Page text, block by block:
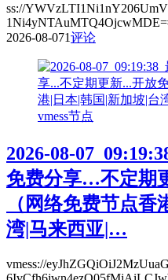
ss://
2026-08-071评论
vmess节点
2026-08-
免费分享…不定期
（网络免费节点香
湾|马来西亚|…
vmess://